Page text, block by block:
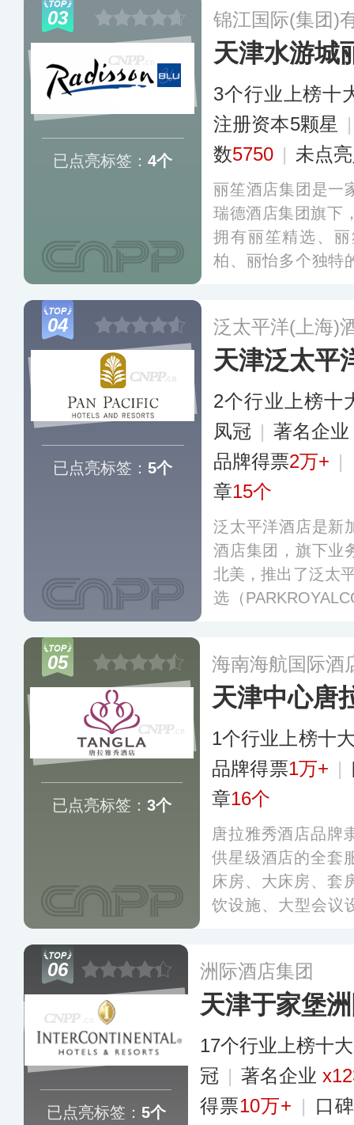
03
已点亮标签： 4个
锦江国际(集团)
天津水游城
3个行业上榜十
注册资本5颗星
数5750 | 未点
丽笙酒店集团是一
瑞德酒店集团旗下
拥有丽笙精选、
柏、丽怡多个独特
04
已点亮标签： 5个
泛太平洋(上海)
天津泛太平
2个行业上榜十
凤冠 | 著名企业
品牌得票2万+ |
章15个
泛太平洋酒店是新
酒店集团，旗下业
北美，推出了泛太
选（
与合作方的认可。
05
已点亮标签： 3个
海南海航国际酒
天津中心唐
1个行业上榜十
品牌得票1万+ |
章16个
唐拉雅秀酒店品牌
供星级酒店的全套
床房、大床房、套
饮设施、大型会议
06
已点亮标签： 5个
洲际酒店集团
天津于家堡
17个行业上榜十
冠 | 著名企业
得票10万+ | 口